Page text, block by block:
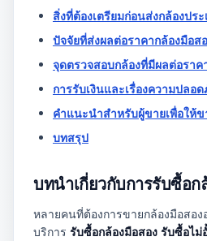
สิ่งที่ต้องเตรียมก่อนส่งกล้องปร
ปัจจัยที่ส่งผลต่อราคากล้องมือส
จุดตรวจสอบกล้องที่มีผลต่อราค
การรับเงินและเรื่องความปลอ
คำแนะนำสำหรับผู้ขายเพื่อให้
บทสรุป
บทนำเกี่ยวกับการรับซื้อก
หลายคนที่ต้องการขายกล้องมือสอ
บริการ รับซื้อกล้องมือสอง รับซื้อไม่